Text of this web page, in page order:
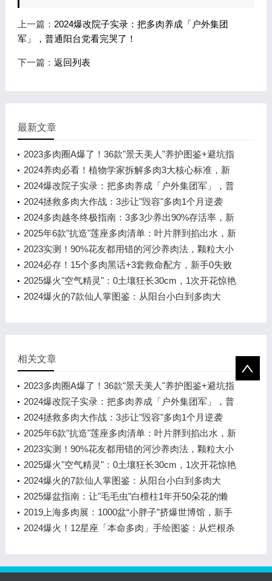
上一篇： 2024爆改院子实录：把多肉养成「户外集团
军」，普通阳台党看完哭了！
下一篇： 返回列表
最新文章
2023多肉圈A爆了！36款"景天美人"养护图鉴+避坑指
南，新手也能养出彩虹色
2024养肉必看！植物学家拆解多肉3大核心标准，新
手避坑+配土公式直接抄
2024爆改院子实录：把多肉养成「户外集团军」，普
通阳台党看完哭了！
2024拯救多肉大作战：3步让"毁容"多肉1个月逆袭
成"小鲜肉"
2024多肉越冬终极指南：3多3少养出90%存活率，新
手也能保状态不褪色！
2025年6款"抗造"莲座多肉清单：叶片胖到掐出水，新
手也能养出糖心状态
2023实测！90%花友都用错的河沙养肉法，颗粒大小
决定多肉生死线！
2024必存！15个多肉黑话+3套救命配方，新手0失败
养肉指南
2025爆火"空气精灵"：0土壤狂长30cm，1次开花惊艳
365天！
2024爆火的7款仙人掌图鉴：从阳台小白到多肉大
相关文章
2023多肉圈A爆了！36款"景天美人"养护图鉴+避坑指
南，新手也能养出彩虹色
2024爆改院子实录：把多肉养成「户外集团军」，普
通阳台党看完哭了！
2024拯救多肉大作战：3步让"毁容"多肉1个月逆袭
成"小鲜肉"
2025年6款"抗造"莲座多肉清单：叶片胖到掐出水，新
手也能养出糖心状态
2023实测！90%花友都用错的河沙养肉法，颗粒大小
决定多肉生死线！
2025爆火"空气精灵"：0土壤狂长30cm，1次开花惊艳
365天！
2024爆火的7款仙人掌图鉴：从阳台小白到多肉大
神，这篇全教会你！
2025爆盆指南：让"毛毛虫"白檀柱1年开50朵花的懒
人秘籍
2019上海多肉展：1000盆“小胖子”挤爆世博馆，新手
看完秒变大神！
2024爆火！12星座「本命多肉」手绘图鉴：从烂根杀